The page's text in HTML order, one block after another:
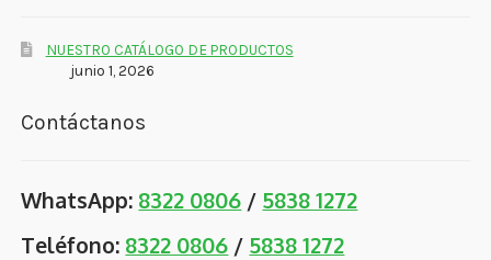
NUESTRO CATÁLOGO DE PRODUCTOS
junio 1, 2026
Contáctanos
WhatsApp: 8322 0806 / 5838 1272
Teléfono: 8322 0806 / 5838 1272